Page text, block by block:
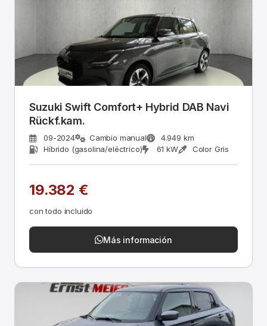
Suzuki Swift Comfort+ Hybrid DAB Navi
Rückf.kam.
09-2024 Cambio manual
4.949 km
Híbrido (gasolina/eléctrico)
61 kW Color Gris
19.382 €
con todo incluido
Más información